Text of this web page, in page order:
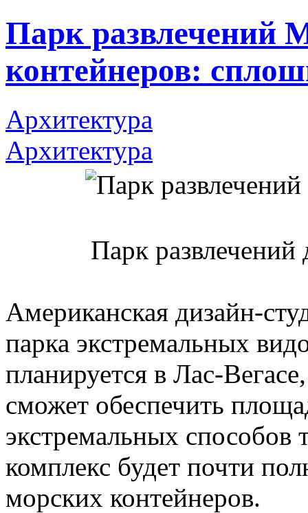
Парк развлечений
контейнеров:
Архитектура
Архитектура
Парк развлечений
Американская дизайн-
парка экстремальных
планируется в Лас-
сможет обеспечить
экстремальных способов
комплекс будет почти
морских контейнеров.